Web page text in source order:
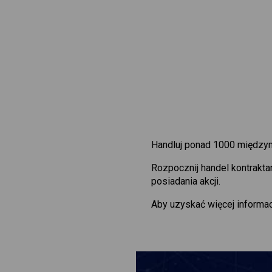
Handluj ponad 1000
Rozpocznij handel
posiadania akcji.
Aby uzyskać więcej